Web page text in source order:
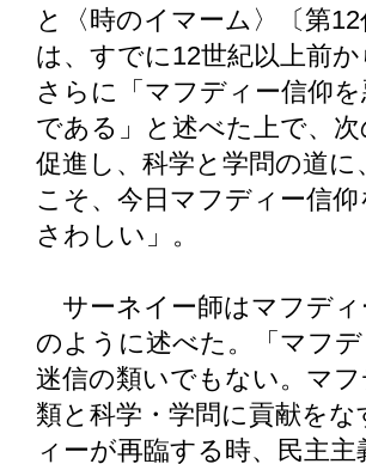
と〈時のイマーム〉〔第
は、すでに12世紀以上前
さらに「マフディー信仰
である」と述べた上で、
促進し、科学と学問の道
こそ、今日マフディー信
さわしい」。
サーネイー師はマフディ
のように述べた。「マフ
迷信の類いでもない。マ
類と科学・学問に貢献を
ィーが再臨する時、民主